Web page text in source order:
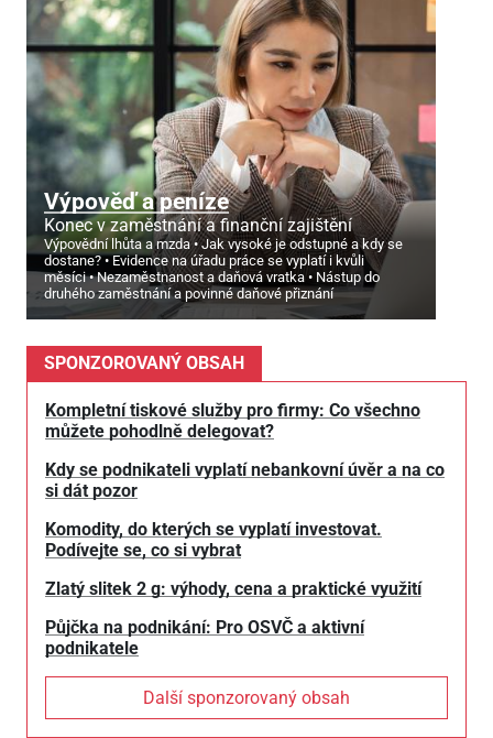
Výpověď a peníze
Konec v zaměstnání a finanční zajištění
Výpovědní lhůta a mzda
Jak vysoké je odstupné a kdy se
dostane?
Evidence na úřadu práce se vyplatí i kvůli
měsíci
Nezaměstnanost a daňová vratka
Nástup do
druhého zaměstnání a povinné daňové přiznání
SPONZOROVANÝ OBSAH
Kompletní tiskové služby pro firmy: Co všechno
můžete pohodlně delegovat?
Kdy se podnikateli vyplatí nebankovní úvěr a na co
si dát pozor
Komodity, do kterých se vyplatí investovat.
Podívejte se, co si vybrat
Zlatý slitek 2 g: výhody, cena a praktické využití
Půjčka na podnikání: Pro OSVČ a aktivní
podnikatele
Další sponzorovaný obsah